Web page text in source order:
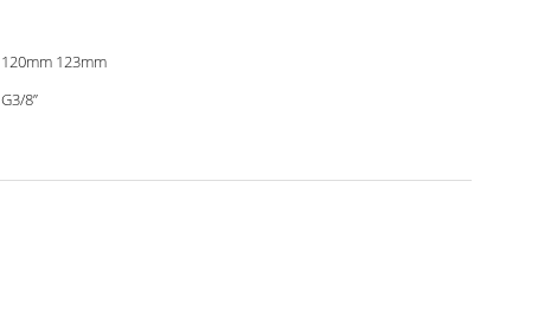
120mm 123mm
G3/8”